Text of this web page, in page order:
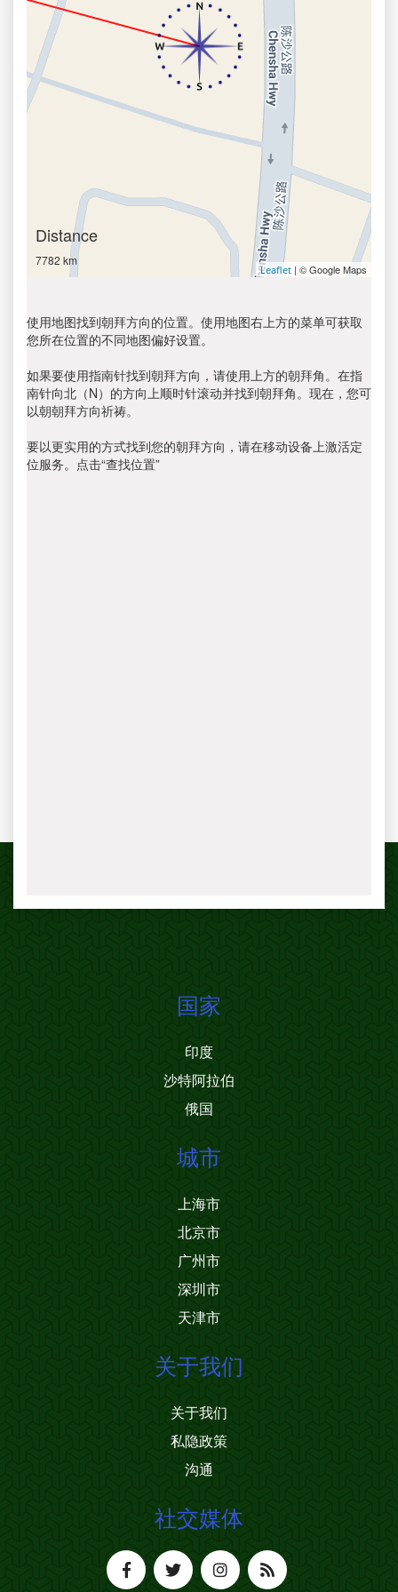
Distance
7782 km
Leaflet | © Google Maps
使用地图找到朝拜方向的位置。使用地图右上方的菜单可获取
您所在位置的不同地图偏好设置。
如果要使用指南针找到朝拜方向，请使用上方的朝拜角。在指
南针向北（N）的方向上顺时针滚动并找到朝拜角。现在，您可
以朝朝拜方向祈祷。
要以更实用的方式找到您的朝拜方向，请在移动设备上激活定
位服务。点击“查找位置”
国家
印度
沙特阿拉伯
俄国
城市
上海市
北京市
广州市
深圳市
天津市
关于我们
关于我们
私隐政策
沟通
社交媒体